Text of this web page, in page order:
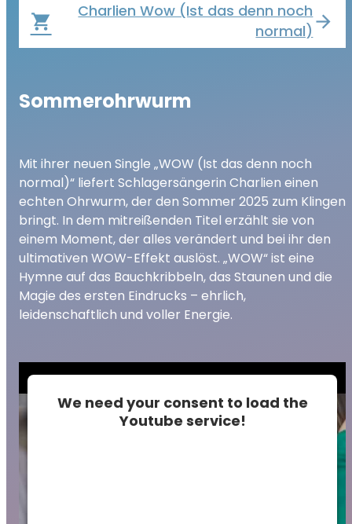
local_grocery_store
Charlien Wow (Ist das denn noch
normal)
Sommerohrwurm
Mit ihrer neuen Single „WOW (Ist das denn noch
normal)“ liefert Schlagersängerin Charlien einen
echten Ohrwurm, der den Sommer 2025 zum Klingen
bringt. In dem mitreißenden Titel erzählt sie von
einem Moment, der alles verändert und bei ihr den
ultimativen WOW-Effekt auslöst. „WOW“ ist eine
Hymne auf das Bauchkribbeln, das Staunen und die
Magie des ersten Eindrucks – ehrlich,
leidenschaftlich und voller Energie.
We need your consent to load the
Youtube service!